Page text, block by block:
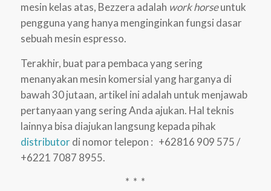
mesin kelas atas, Bezzera adalah work horseuntuk
pengguna yang hanya menginginkan fungsi dasar
sebuah mesin espresso.
Terakhir, buat para pembaca yang sering
menanyakan mesin komersial yang harganya di
bawah 30 jutaan, artikel ini adalah untuk menjawab
pertanyaan yang sering Anda ajukan. Hal teknis
lainnya bisa diajukan langsung kepada pihak
distributordi nomor telepon : +62816 909 575 /
+6221 7087 8955.
* * *